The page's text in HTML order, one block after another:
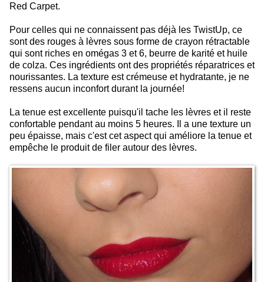
Red Carpet.
Pour celles qui ne connaissent pas déjà les TwistUp, ce
sont des rouges à lèvres sous forme de crayon rétractable
qui sont riches en omégas 3 et 6, beurre de karité et huile
de colza. Ces ingrédients ont des propriétés réparatrices et
nourissantes. La texture est crémeuse et hydratante, je ne
ressens aucun inconfort durant la journée!
La tenue est excellente puisqu'il tache les lèvres et il reste
confortable pendant au moins 5 heures. Il a une texture un
peu épaisse, mais c'est cet aspect qui améliore la tenue et
empêche le produit de filer autour des lèvres.